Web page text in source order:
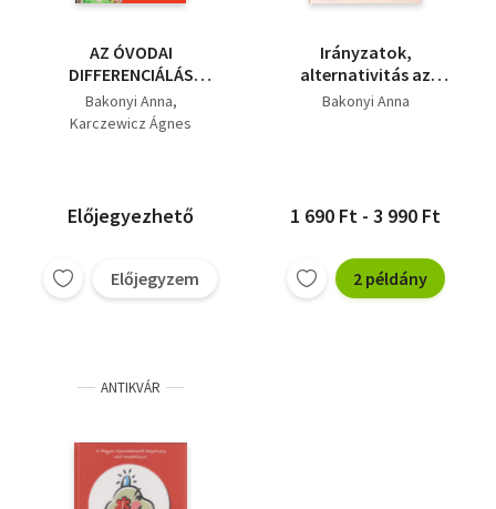
AZ ÓVODAI
DIFFERENCIÁLÁS
MINDENNAPJAI
Bakonyi Anna
Karczewicz Ágnes
Előjegyezhető
Előjegyzem
Irányzatok,
alternativitás az
óvodai nevelés
Bakonyi Anna
1 690 Ft - 3 990 Ft
2 példány
ANTIKVÁR